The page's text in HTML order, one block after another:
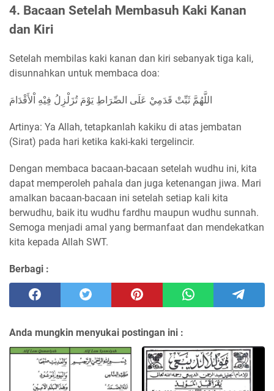
4. Bacaan Setelah Membasuh Kaki Kanan
dan Kiri
Setelah membilas kaki kanan dan kiri sebanyak tiga kali,
disunnahkan untuk membaca doa:
اللَّهُمَّ ثَبِّتْ قَدَمِيْ عَلَى الصِّرَاطِ يَوْمَ تُزَلْزِلُ فِيْهِ اْلأَقْدَامَ
Artinya: Ya Allah, tetapkanlah kakiku di atas jembatan
(Sirat) pada hari ketika kaki-kaki tergelincir.
Dengan membaca bacaan-bacaan setelah wudhu ini, kita
dapat memperoleh pahala dan juga ketenangan jiwa. Mari
amalkan bacaan-bacaan ini setelah setiap kali kita
berwudhu, baik itu wudhu fardhu maupun wudhu sunnah.
Semoga menjadi amal yang bermanfaat dan mendekatkan
kita kepada Allah SWT.
Berbagi :
Anda mungkin menyukai postingan ini :